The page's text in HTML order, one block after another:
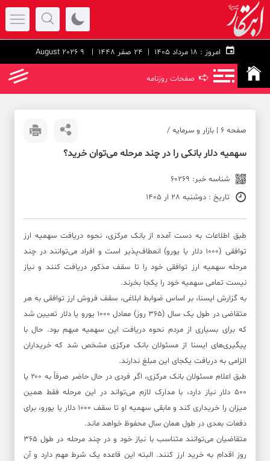
امروز : 24 صفر 1448 | 9 August 2026
➪ صفحات روزنامه
صفحه ۶ | بازار و سرمایه /
سهمیه دلار بانکی را در چند مرحله می‌توان خرید؟
شناسه خبر: 60269
تاریخ : دوشنبه 28 ار 1405
طبق اطلاعات به دست آمده از بانک مرکزی، نحوه دریافت سهمیه ارز
توافقی (۱۰۰۰ دلار یا یورو) انعطاف‌پذیر است و افراد می‌توانند در چند
مرحله سهمیه ارز توافقی خود را تا سقف مذکور دریافت کنند و نیاز
نیست تمامی سهمیه خود را یکجا بخرند.
به گزارش ایسنا، بر اساس ضوابط ابلاغی، سقف فروش ارز توافقی به هر
متقاضی در طول یک سال (۳۶۵ روز) معادل ۱۰۰۰ یورو یا دلار تعیین شد
که برای بسیاری از مردم نحوه دریافت این سهمیه مبهم بود. حال با
پیگیری‌های ایسنا از مسئولان بانک مرکزی مشخص شد که خریداران
الزامی به دریافت یکجای این مبلغ ندارند.
طبق اعلام مسئولان بانک مرکزی، اگر فردی در حال حاضر صرفاً به ۲۰۰ یا
۵۰۰ دلار نیاز دارد، با مدارک لازم می‌تواند در این مرحله فقط همین
میزان را خریداری کند و مابقی سهمیه او تا سقف ۱۰۰۰ دلار یا یورو، برای
دفعات بعدی در طول همان سال محفوظ خواهد ماند.
متقاضیان می‌توانند متناسب با نیاز خود و در چند مرحله در طول ۳۶۵
روز اقدام به خرید ارز کنند. البته این قاعده یک شرط مهم دارد و آن